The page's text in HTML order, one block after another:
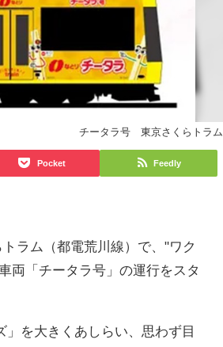
チータラ号 東京さくらトラム
Pocket Feedly
ラム（都電荒川線）で、"ワク
両「チータラ号」の運行をスタ
を大きくあしらい、思わず目